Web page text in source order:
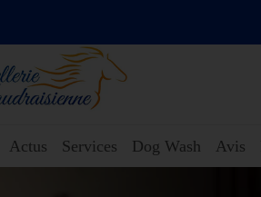
Actus Services Dog Wash Avis